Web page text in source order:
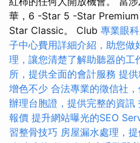
華，6 -Star 5 -Star
Star Classic。 Club 專業眼
子中心費用詳細介紹，助您做
理，讓您清楚了解助聽器的工
所，提供全面的會計服務 提
增色不少 合法專業的徵信社
辦理台胞證，提供完整的資訊
報價 提升網站曝光的SEO
習整骨技巧 房屋漏水處理，